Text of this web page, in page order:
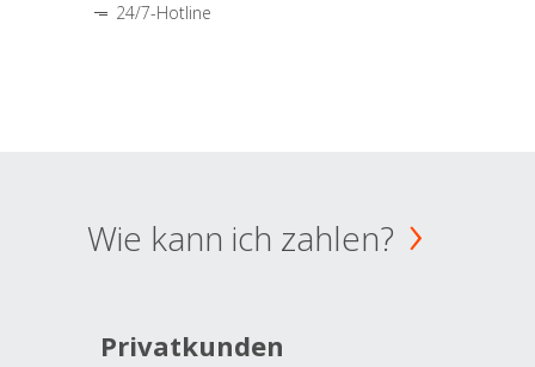
24/7-Hotline
Wie kann ich zahlen?
Privatkunden